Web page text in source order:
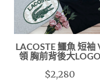
LACOSTE 鱷魚 短袖
領 胸前背後大LOGO
$2,280